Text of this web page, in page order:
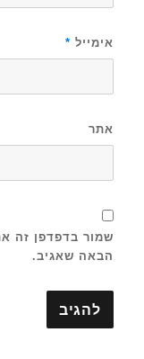
אימייל *
אתר
שמור בדפדפן זה
הבאה שאגיב.